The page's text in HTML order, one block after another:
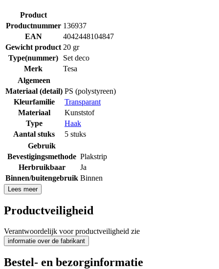
Product
Productnummer 136937
EAN
4042448104847
Gewicht product 20 gr
Type(nummer)
Set deco
Merk
Tesa
Algemeen
Materiaal (detail) PS (polystyreen)
Kleurfamilie
Transparant
Materiaal
Kunststof
Type
Haak
Aantal stuks
5 stuks
Gebruik
Bevestigingsmethode Plakstrip
Herbruikbaar
Ja
Binnen/buitengebruik Binnen
Lees meer
Productveiligheid
Verantwoordelijk voor productveiligheid zie
informatie over de fabrikant
Bestel- en bezorginformatie